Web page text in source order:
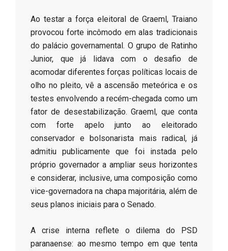
​Ao testar a força eleitoral de Graeml, Traiano
provocou forte incômodo em alas tradicionais
do palácio governamental. O grupo de Ratinho
Junior, que já lidava com o desafio de
acomodar diferentes forças políticas locais de
olho no pleito, vê a ascensão meteórica e os
testes envolvendo a recém-chegada como um
fator de desestabilização. Graeml, que conta
com forte apelo junto ao eleitorado
conservador e bolsonarista mais radical, já
admitiu publicamente que foi instada pelo
próprio governador a ampliar seus horizontes
e considerar, inclusive, uma composição como
vice-governadora na chapa majoritária, além de
seus planos iniciais para o Senado.
​A crise interna reflete o dilema do PSD
paranaense: ao mesmo tempo em que tenta